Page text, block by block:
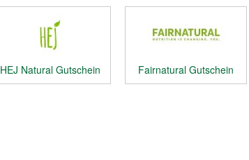
HEJ Natural Gutschein Fairnatural Gutschein